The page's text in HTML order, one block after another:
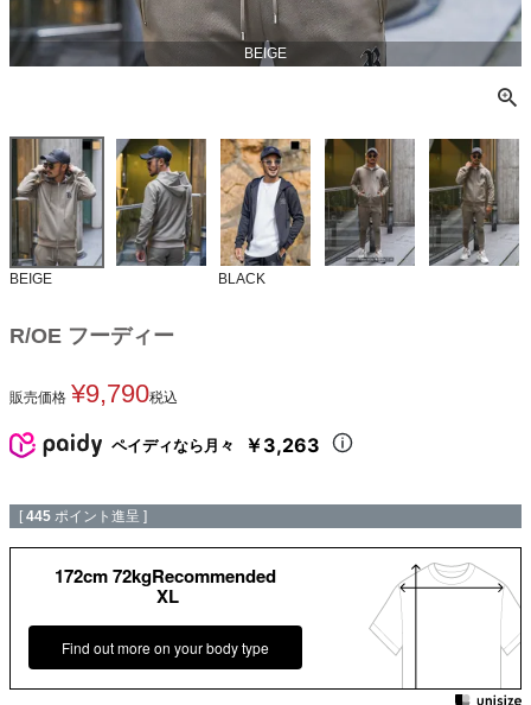
BEIGE
BEIGE BLACK
R/OE フーディー
販売価格 ¥9,790税込
ペイディなら月々 ￥3,263
[ 445 ポイント進呈 ]
172cm 72kgRecommended
XL
Find out more on your body type